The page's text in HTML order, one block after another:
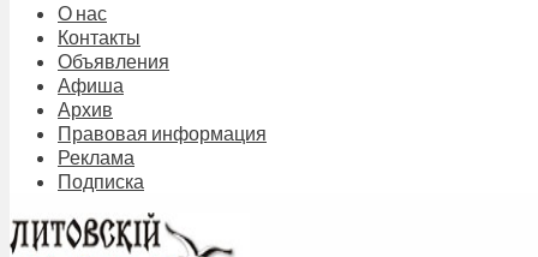
О нас
Контакты
Объявления
Афиша
Архив
Правовая информация
Реклама
Подписка